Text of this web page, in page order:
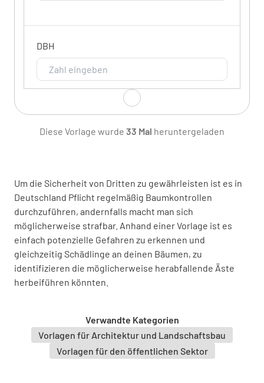
Um die Sicherheit von Dritten zu gewährleisten ist es in
Deutschland Pflicht regelmäßig Baumkontrollen
durchzuführen, andernfalls macht man sich
möglicherweise strafbar. Anhand einer Vorlage ist es
einfach potenzielle Gefahren zu erkennen und
gleichzeitig Schädlinge an deinen Bäumen, zu
identifizieren die möglicherweise herabfallende Äste
herbeiführen könnten.
Verwandte Kategorien
Vorlagen für Architektur und Landschaftsbau
Vorlagen für den öffentlichen Sektor
DBH
Verbreiten Sie
Diese Vorlage wurde 33 Mal heruntergeladen